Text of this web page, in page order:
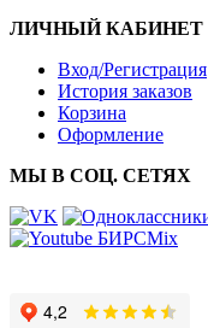
ЛИЧНЫЙ КАБИНЕТ
Вход/Регистрация
История заказов
Корзина
Оформление
МЫ В СОЦ. СЕТЯХ